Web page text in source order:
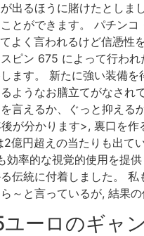
出るほうに賭けたとしま
とができます。 パチンコ
よく言われるけど信憑性
ピン 675 によって行われ
ます。 新たに強い装備を
ようなお膳立てがなされ
言えるか、ぐっと抑える
が分かります>, 裏口を作
2億円超えの当たりも出て
効率的な視覚的使用を提
伝統に付着しました。 私
～と言っているが, 結果の
ーロのギャン